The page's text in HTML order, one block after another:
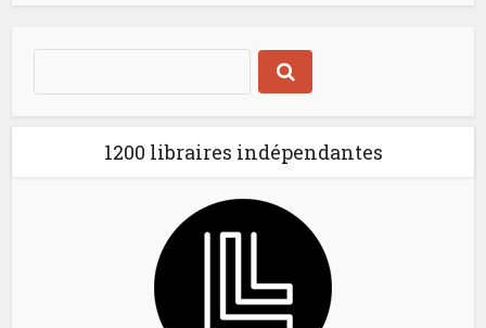
1200 libraires indépendantes